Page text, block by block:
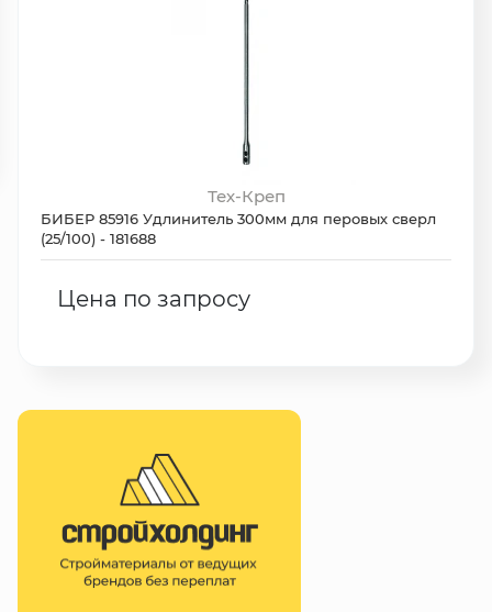
Тех-Креп
БИБЕР 85916 Удлинитель 300мм для перовых сверл
(25/100) - 181688
Цена по запросу